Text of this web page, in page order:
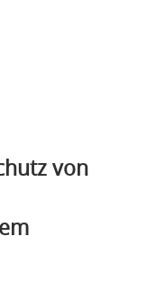
von